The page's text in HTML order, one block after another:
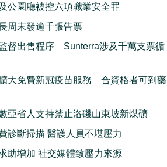
公園廳被控六項職業安全罪
周末發逾千張告票
督出售程序 Sunterra涉及千萬支票循
大免費新冠疫苗服務 合資格者可到藥
亞省人支持禁止洛磯山東坡新煤礦
診斷掃描 醫護人員不堪壓力
助增加 社交媒體致壓力來源